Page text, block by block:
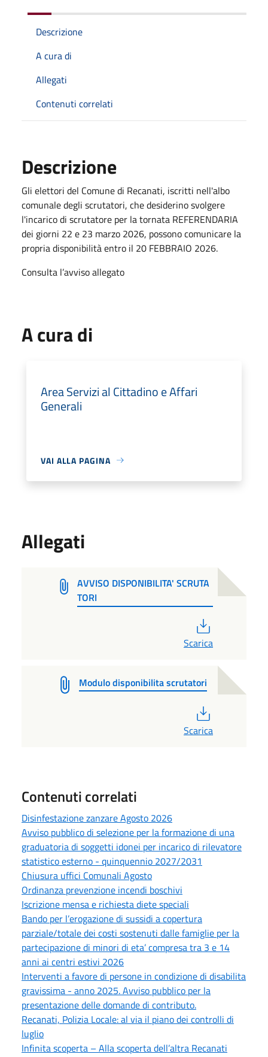
Descrizione
A cura di
Allegati
Contenuti correlati
Descrizione
Gli elettori del Comune di Recanati, iscritti nell'albo
comunale degli scrutatori, che desiderino svolgere
l'incarico di scrutatore per la tornata REFERENDARIA
dei giorni 22 e 23 marzo 2026, possono comunicare la
propria disponibilità entro il 20 FEBBRAIO 2026.
Consulta l’avviso allegato
A cura di
Area Servizi al Cittadino e Affari
Generali
VAI ALLA PAGINA
Allegati
AVVISO DISPONIBILITA' SCRUTA
TORI
Scarica
Modulo disponibilita scrutatori
Scarica
Contenuti correlati
Disinfestazione zanzare Agosto 2026
Avviso pubblico di selezione per la formazione di una
graduatoria di soggetti idonei per incarico di rilevatore
statistico esterno - quinquennio 2027/2031
Chiusura uffici Comunali Agosto
Ordinanza prevenzione incendi boschivi
Iscrizione mensa e richiesta diete speciali
Bando per l’erogazione di sussidi a copertura
parziale/totale dei costi sostenuti dalle famiglie per la
partecipazione di minori di eta’ compresa tra 3 e 14
anni ai centri estivi 2026
Interventi a favore di persone in condizione di disabilita
gravissima - anno 2025. Avviso pubblico per la
presentazione delle domande di contributo.
Recanati, Polizia Locale: al via il piano dei controlli di
luglio
Infinita scoperta – Alla scoperta dell’altra Recanati